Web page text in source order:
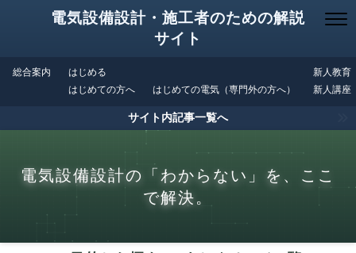
電気設備設計・施工者のための解説
サイト
総合案内
はじめる
はじめての方へ
はじめての電気（専門外の方へ）
新人教育
新人講座
サイト内記事一覧へ
電気設備設計の「わからない」を、ここ
で解決。